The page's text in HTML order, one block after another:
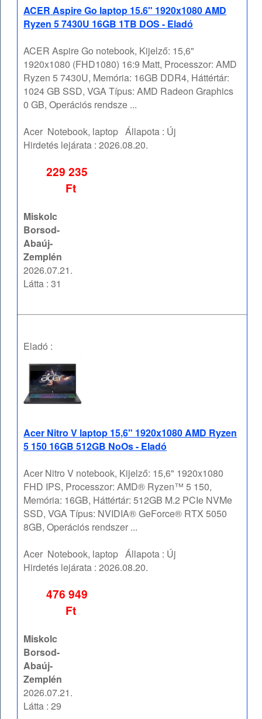
ACER Aspire Go laptop 15.6" 1920x1080 AMD
Ryzen 5 7430U 16GB 1TB DOS - Eladó
ACER Aspire Go notebook, Kijelző: 15,6"
1920x1080 (FHD1080) 16:9 Matt, Processzor: AMD
Ryzen 5 7430U, Memória: 16GB DDR4, Háttértár:
1024 GB SSD, VGA Típus: AMD Radeon Graphics
0 GB, Operációs rendsze ...
Acer Notebook, laptop Állapota : Új
Hirdetés lejárata :2026.08.20.
229 235
Ft
Miskolc
Borsod-
Abaúj-
Zemplén
2026.07.21.
Látta : 31
Eladó :
Acer Nitro V laptop 15,6" 1920x1080 AMD Ryzen
5 150 16GB 512GB NoOs - Eladó
Acer Nitro V notebook, Kijelző: 15,6" 1920x1080
FHD IPS, Processzor: AMD® Ryzen™ 5 150,
Memória: 16GB, Háttértár: 512GB M.2 PCIe NVMe
SSD, VGA Típus: NVIDIA® GeForce® RTX 5050
8GB, Operációs rendszer ...
Acer Notebook, laptop Állapota : Új
Hirdetés lejárata :2026.08.20.
476 949
Ft
Miskolc
Borsod-
Abaúj-
Zemplén
2026.07.21.
Látta : 29